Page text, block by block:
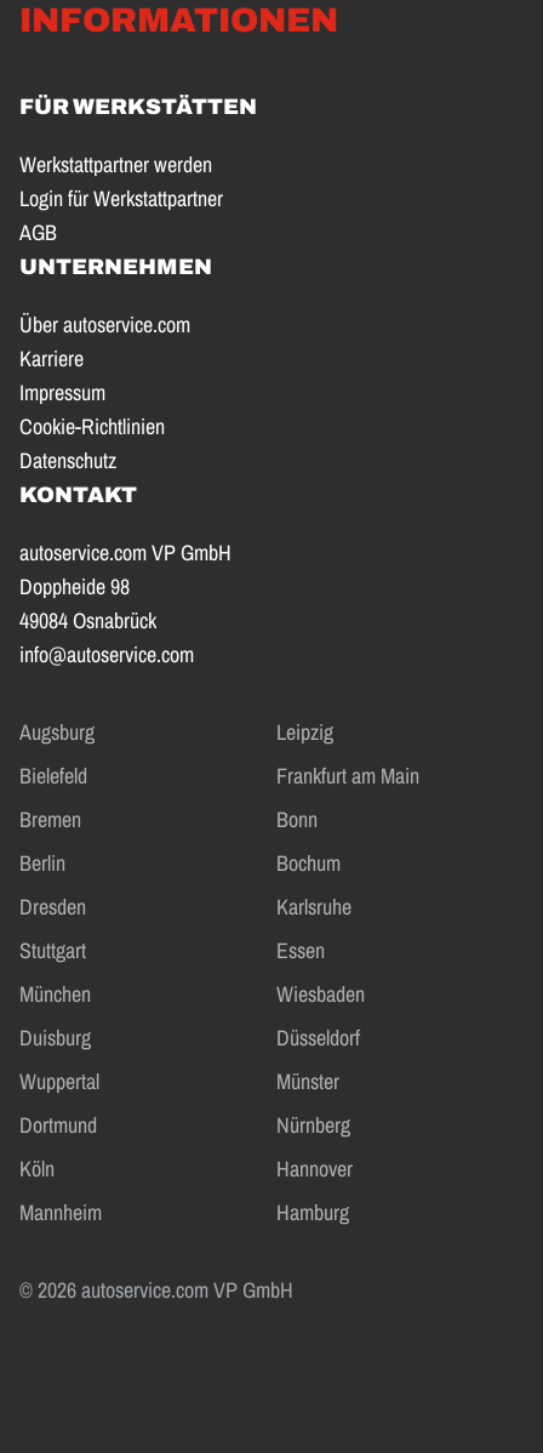
INFORMATIONEN
FÜR WERKSTÄTTEN
Werkstattpartner werden
Login für Werkstattpartner
AGB
UNTERNEHMEN
Über autoservice.com
Karriere
Impressum
Cookie-Richtlinien
Datenschutz
KONTAKT
autoservice.com VP GmbH
Doppheide 98
49084 Osnabrück
info@autoservice.com
Augsburg
Leipzig
Bielefeld
Frankfurt am Main
Bremen
Bonn
Berlin
Bochum
Dresden
Karlsruhe
Stuttgart
Essen
München
Wiesbaden
Duisburg
Düsseldorf
Wuppertal
Münster
Dortmund
Nürnberg
Köln
Hannover
Mannheim
Hamburg
© 2026 autoservice.com VP GmbH